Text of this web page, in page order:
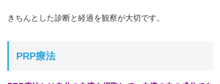
きちんとした診断と経過を観察が大切です。
PRP療法